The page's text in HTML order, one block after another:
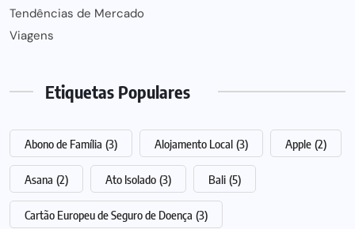
Tendências de Mercado
Viagens
Etiquetas Populares
Abono de Família (3) Alojamento Local (3) Apple (2)
Asana (2) Ato Isolado (3) Bali (5)
Cartão Europeu de Seguro de Doença (3)